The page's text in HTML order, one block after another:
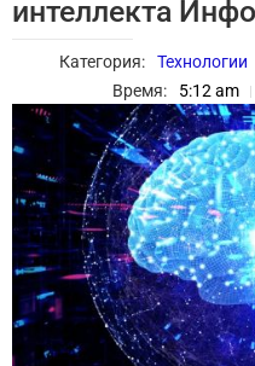
интеллекта
Категория: Технологии
Время:
5:12 am